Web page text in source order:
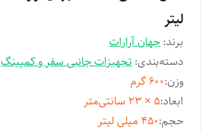
لیتر
برند:جهان آرارات
دسته‌بندی:تجهیزات جانبی سفر و کمپینگ
وزن:600 گرم
ابعاد:5 × 23 سانتی‌متر
حجم:450 میلی لیتر